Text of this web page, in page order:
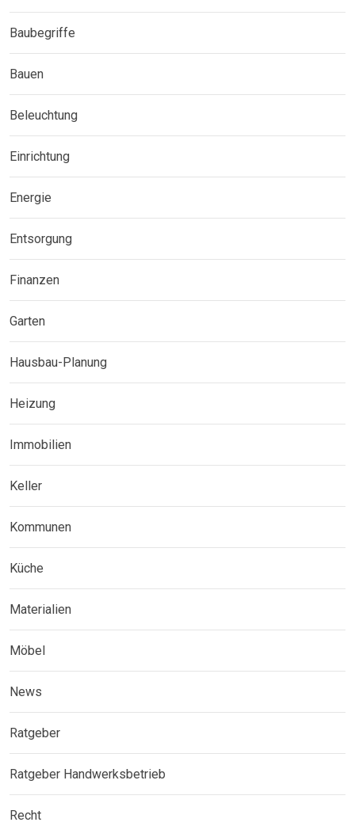
Baubegriffe
Bauen
Beleuchtung
Einrichtung
Energie
Entsorgung
Finanzen
Garten
Hausbau-Planung
Heizung
Immobilien
Keller
Kommunen
Küche
Materialien
Möbel
News
Ratgeber
Ratgeber Handwerksbetrieb
Recht